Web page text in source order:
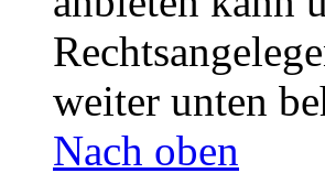
weiter unten
Nach oben